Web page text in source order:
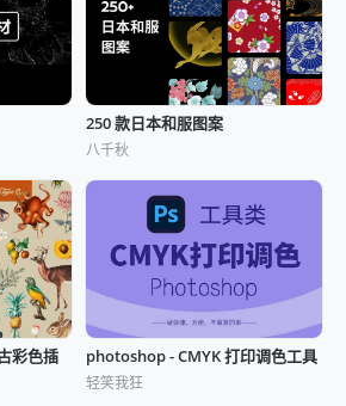
250 款日本和服图案
八千秋
彩色插
photoshop - CMYK 打印调色工具
轻笑我狂